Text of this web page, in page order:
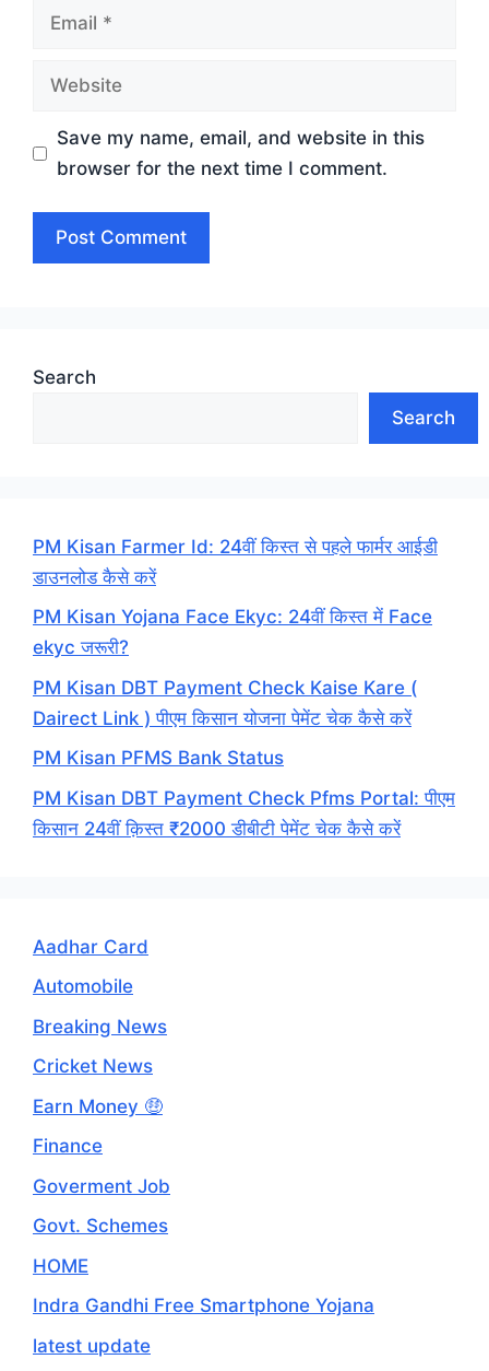
Email
Website
Save my name, email, and website in this
browser for the next time I comment.
Search
Search
PM Kisan Farmer Id: 24वीं किस्त से पहले फार्मर आईडी
डाउनलोड कैसे करें
PM Kisan Yojana Face Ekyc: 24वीं किस्त में Face
ekyc जरूरी?
PM Kisan DBT Payment Check Kaise Kare (
Dairect Link ) पीएम किसान योजना पेमेंट चेक कैसे करें
PM Kisan PFMS Bank Status
PM Kisan DBT Payment Check Pfms Portal: पीएम
किसान 24वीं क़िस्त ₹2000 डीबीटी पेमेंट चेक कैसे करें
Aadhar Card
Automobile
Breaking News
Cricket News
Earn Money 🤑
Finance
Goverment Job
Govt. Schemes
HOME
Indra Gandhi Free Smartphone Yojana
latest update